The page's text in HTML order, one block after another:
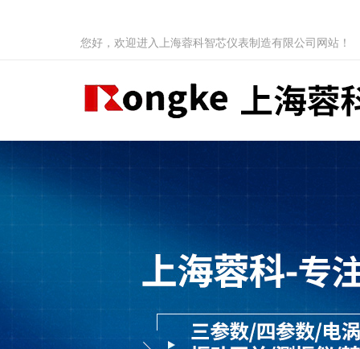
您好，欢迎进入上海蓉科智芯仪表制造有限公司网站！